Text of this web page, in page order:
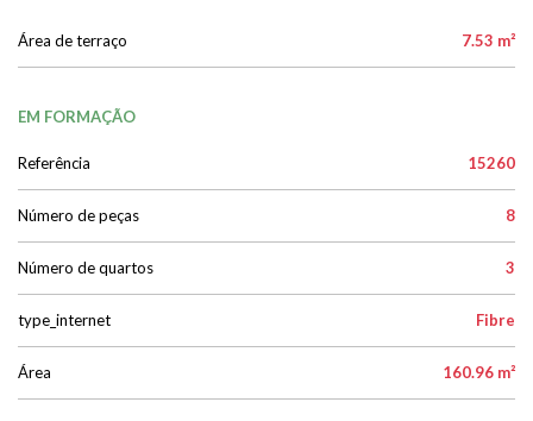
Área de terraço 7.53 m²
EM FORMAÇÃO
Referência 15260
Número de peças 8
Número de quartos 3
type_internet Fibre
Área 160.96 m²